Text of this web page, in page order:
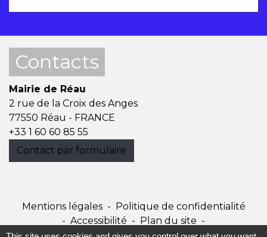
Contacts
Mairie de Réau
2 rue de la Croix des Anges
77550 Réau - FRANCE
+33 1 60 60 85 55
Contact par formulaire
Mentions légales - Politique de confidentialité
- Accessibilité - Plan du site -
Gestion des cookies